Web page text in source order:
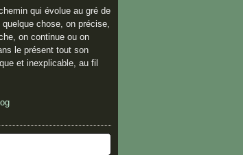
qui évolue au gré de
chose, on précise,
on continue ou on
le présent tout son
et inexplicable, au fil